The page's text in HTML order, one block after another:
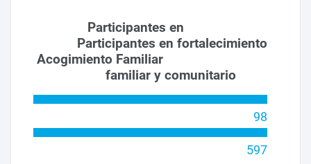
Participantes en
Participantes en fortalecimiento
Acogimiento Familiar
familiar y comunitario
98
597